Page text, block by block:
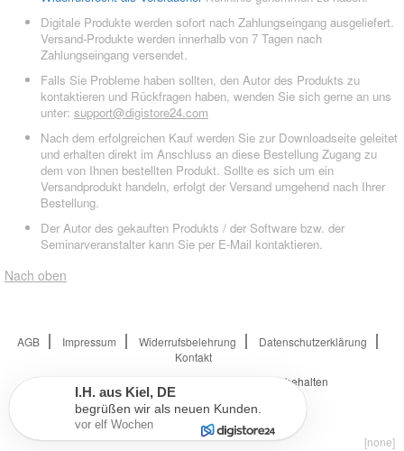
Digitale Produkte werden sofort nach Zahlungseingang ausgeliefert.
Versand-Produkte werden innerhalb von 7 Tagen nach
Zahlungseingang versendet.
Falls Sie Probleme haben sollten, den Autor des Produkts zu
kontaktieren und Rückfragen haben, wenden Sie sich gerne an uns
unter: support@digistore24.com
Nach dem erfolgreichen Kauf werden Sie zur Downloadseite geleitet
und erhalten direkt im Anschluss an diese Bestellung Zugang zu
dem von Ihnen bestellten Produkt. Sollte es sich um ein
Versandprodukt handeln, erfolgt der Versand umgehend nach Ihrer
Bestellung.
Der Autor des gekauften Produkts / der Software bzw. der
Seminarveranstalter kann Sie per E-Mail kontaktieren.
Nach oben
AGB Impressum Widerrufsbelehrung
Datenschutzerklärung
Kontakt
Digistore24 GmbH, alle Rechte vorbehalten
[none]
I.H. aus Kiel, DE
begrüßen wir als neuen Kunden.
vor elf Wochen